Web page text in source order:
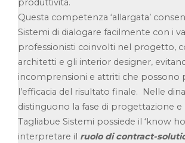
produttività.
Questa competenza ‘allargata’
Sistemi di dialogare facilmente con i
professionisti coinvolti nel progetto,
architetti e gli interior designer,
incomprensioni e attriti che possono
l’efficacia del risultato finale. Nelle
distinguono la fase di progettazione e
Tagliabue Sistemi possiede il ‘know
interpretare il ruolo di contract-